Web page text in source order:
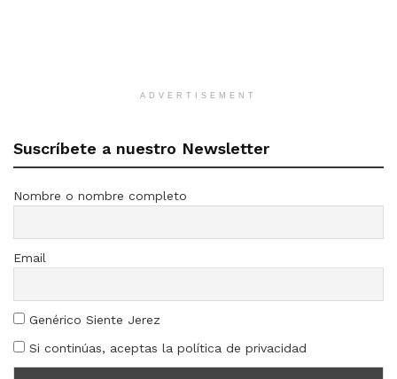
ADVERTISEMENT
Suscríbete a nuestro Newsletter
Nombre o nombre completo
Email
Genérico Siente Jerez
Si continúas, aceptas la política de privacidad